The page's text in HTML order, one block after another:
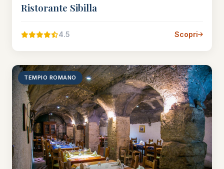
Ristorante Sibilla
4.5 Scopri
TEMPIO ROMANO